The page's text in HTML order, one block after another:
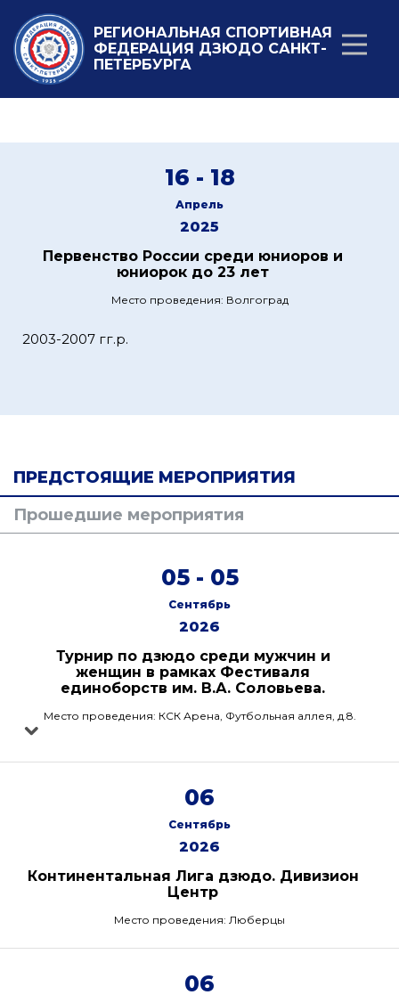
РЕГИОНАЛЬНАЯ СПОРТИВНАЯ
ФЕДЕРАЦИЯ ДЗЮДО САНКТ-
ПЕТЕРБУРГА
16 - 18
Апрель
2025
Первенство России среди юниоров и
юниорок до 23 лет
Место проведения: Волгоград
2003-2007 гг.р.
ПРЕДСТОЯЩИЕ МЕРОПРИЯТИЯ
Прошедшие мероприятия
05 - 05
Сентябрь
2026
Турнир по дзюдо среди мужчин и
женщин в рамках Фестиваля
единоборств им. В.А. Соловьева.
Место проведения: КСК Арена, Футбольная аллея, д.8.
06
Сентябрь
2026
Континентальная Лига дзюдо. Дивизион
Центр
Место проведения: Люберцы
06